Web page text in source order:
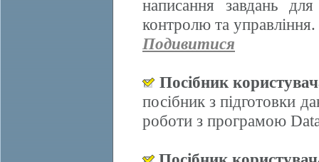
написання завдань
контролю та управління.
Подивитися
Посібник
посібник з підготовки
роботи з програмою